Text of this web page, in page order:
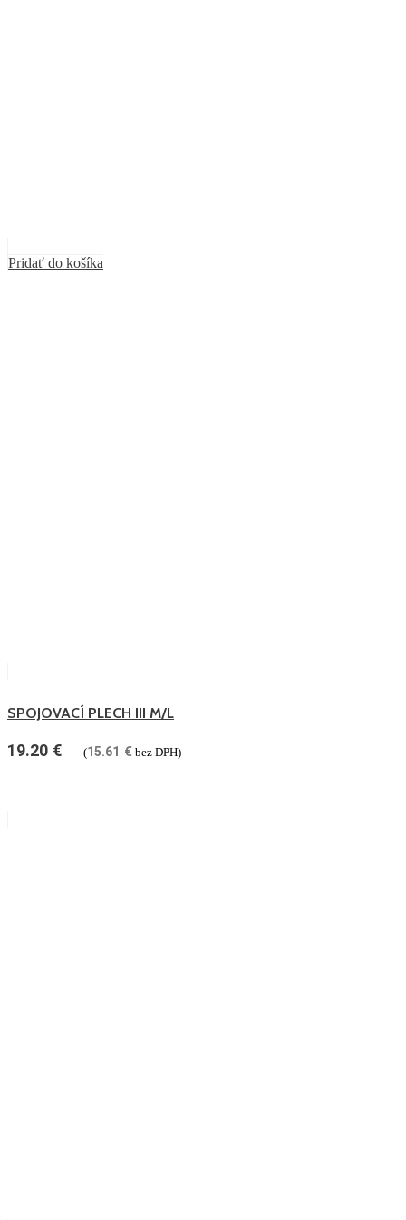
Pridať do košíka
SPOJOVACÍ PLECH III M/L
19.20 € (15.61 € bez DPH)